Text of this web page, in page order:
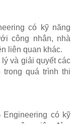
có kỹ năng
công nhân, nhà
liên quan khác.
và giải quyết các
quá trình thi
có kỹ